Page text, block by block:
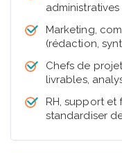
Marketing,
(rédaction,
Chefs de
livrables,
RH, support et
standardiser